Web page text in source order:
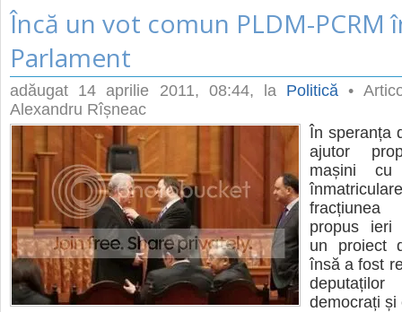
Încă un vot comun PLDM-PCRM
Parlament
adăugat 14 aprilie 2011, 08:44, la Politică •
Alexandru Rîșneac
În speranța
ajutor
mașini
propus ieri
un proiect
însă a fost
democrați și